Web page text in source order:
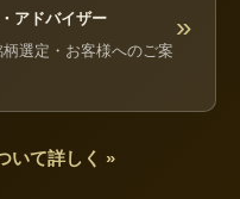
アドバイザー
選定・お客様へのご案
»
いて詳しく »